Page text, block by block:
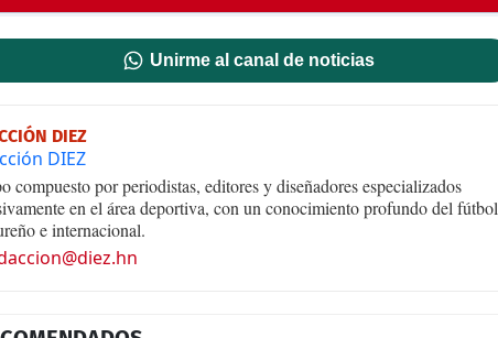
Unirme al canal de noticias
DIEZ
DIEZ
compuesto por periodistas, editores y diseñadores especializados
en el área deportiva, con un conocimiento profundo del fútbol
e internacional.